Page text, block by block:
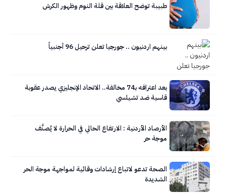
طبيبة توضح العلاقة بين قلة النوم وظهور الكرش
بينهم اردنيون .. جورجيا تعلن ترحيل 96 أجنبياً
بعد اعترافه بـ74 مخالفة.. الاتحاد الإنجليزي يصدر عقوبة
قاسية ضد تشيلسي
الأرصاد الأردنية : الارتفاع الحالي في الحرارة لا يُصنَّف
موجة حر
الصحة تدعو لاتباع إرشادات وقائية لمواجهة موجة الحر
الشديدة